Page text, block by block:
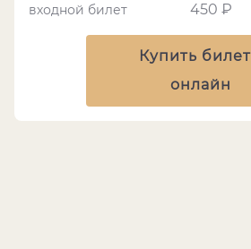
входной билет 450 ₽
Купить
онлайн